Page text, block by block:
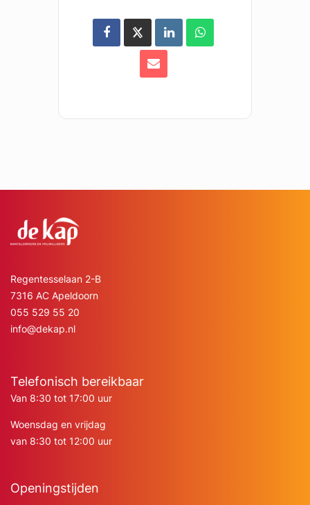
Regentesselaan 2-B
7316 AC Apeldoorn
055 529 55 20
info@dekap.nl
Telefonisch bereikbaar
Van 8:30 tot 17:00 uur
Woensdag en vrijdag
van 8:30 tot 12:00 uur
Openingstijden